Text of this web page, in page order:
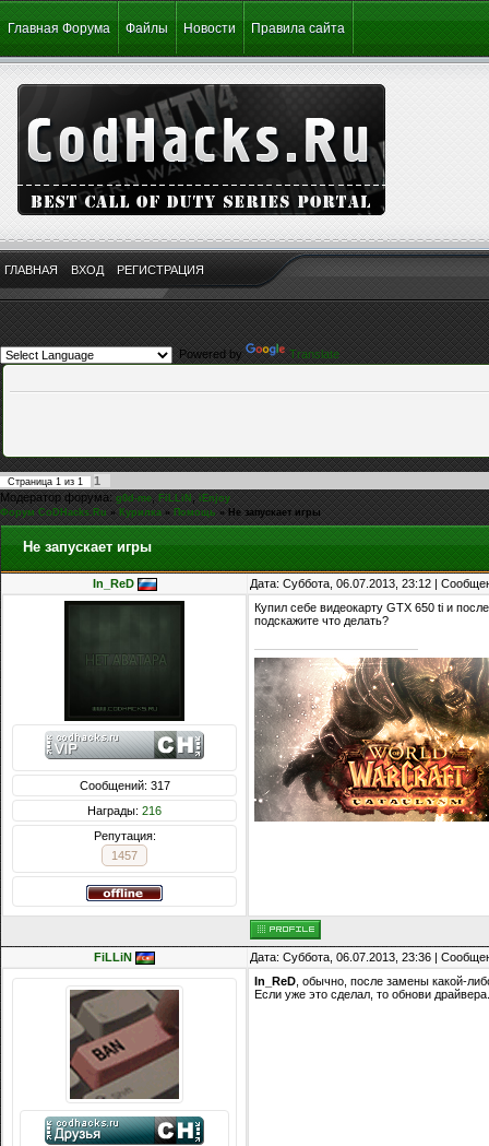
Главная Форума Файлы Новости Правила сайта
ГЛАВНАЯ ВХОД РЕГИСТРАЦИЯ
Powered by Translate
Страница 1 из 1
1
Модератор форума:g0d-me, FiLLiN,iEnjoy
Форум CoDHacks.Ru » Курилка » Помощь » Не запускает игры
Не запускает игры
In_ReD Дата: Суббота, 06.07.2013, 23:12 |
Сообщений: 317
Награды: 216
Репутация:
1457
Купил себе видеокарту GTX 650 ti и
подскажите что делать?
FiLLiN Дата: Суббота, 06.07.2013, 23:36 |
In_ReD , обычно, после замены какой-
Если уже это сделал, то обнови драйвера.